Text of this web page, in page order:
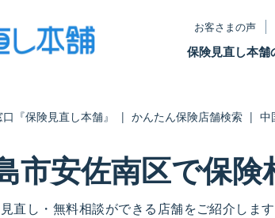
お客さまの声
保険見直し本舗
『保険見直し本舗』 | かんたん保険店舗検索 | 中
市安佐南区で保
直し・無料相談ができる店舗をご紹介します